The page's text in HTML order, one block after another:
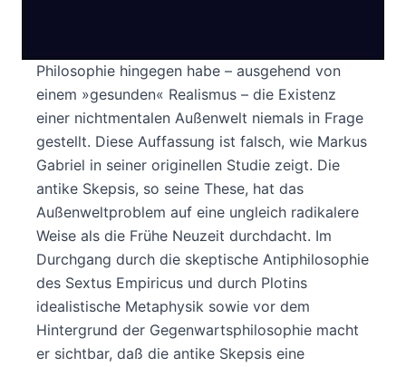
Philosophie hingegen habe – ausgehend von
einem »gesunden« Realismus – die Existenz
einer nichtmentalen Außenwelt niemals in Frage
gestellt. Diese Auffassung ist falsch, wie Markus
Gabriel in seiner originellen Studie zeigt. Die
antike Skepsis, so seine These, hat das
Außenweltproblem auf eine ungleich radikalere
Weise als die Frühe Neuzeit durchdacht. Im
Durchgang durch die skeptische Antiphilosophie
des Sextus Empiricus und durch Plotins
idealistische Metaphysik sowie vor dem
Hintergrund der Gegenwartsphilosophie macht
er sichtbar, daß die antike Skepsis eine